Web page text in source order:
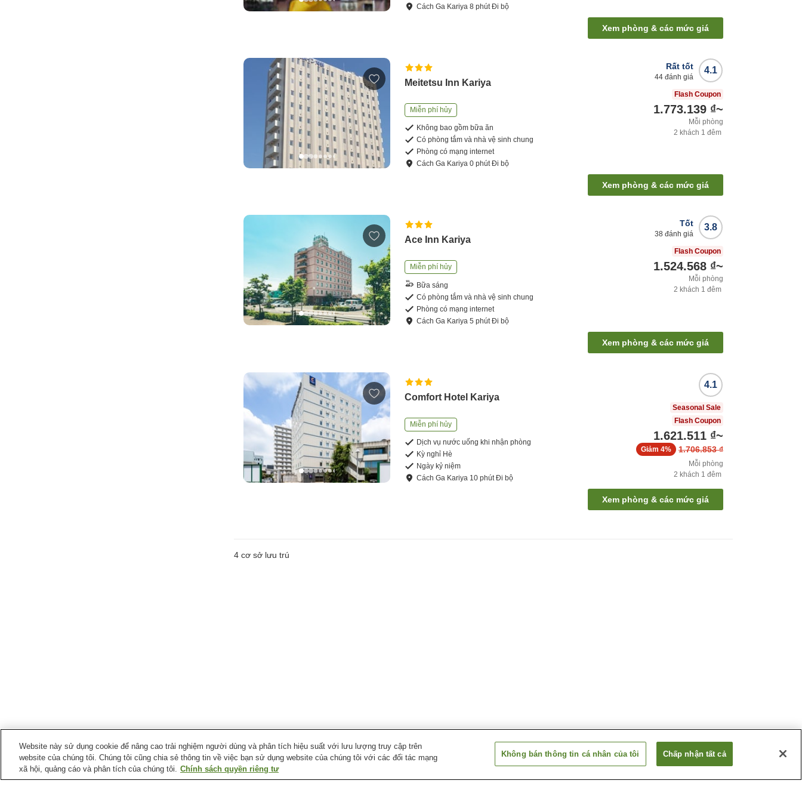
CáchGa Kariya8 phútĐi bộ
Xem phòng & các mức giá
Meitetsu Inn Kariya
Miễn phí hủy
Không bao gồm bữa ăn
Có phòng tắm và nhà vệ sinh chung
Phòng có mạng internet
CáchGa Kariya0 phútĐi bộ
4.1
Rất tốt
44 đánh giá
Flash Coupon
1.773.139 ₫~
Mỗi phòng
2 khách 1 đêm
Xem phòng & các mức giá
Ace Inn Kariya
Miễn phí hủy
Bữa sáng
Có phòng tắm và nhà vệ sinh chung
Phòng có mạng internet
CáchGa Kariya5 phútĐi bộ
3.8
Tốt
38 đánh giá
Flash Coupon
1.524.568 ₫~
Mỗi phòng
2 khách 1 đêm
Xem phòng & các mức giá
Comfort Hotel Kariya
Miễn phí hủy
Dịch vụ nước uống khi nhận phòng
Kỳ nghỉ Hè
Ngày kỷ niệm
CáchGa Kariya 10 phútĐi bộ
4.1
Seasonal Sale
Flash Coupon
1.621.511 ₫~
1.706.853 ₫
Giảm 4%
Mỗi phòng
2 khách 1 đêm
Xem phòng & các mức giá
4 cơ sở lưu trú
Ga xe lửa tại Thành phố Kariya
Website này sử dụng cookie để nâng cao trải nghiệm người dùng và phân tích hiệu suất với lưu lượng truy cập trên
website của chúng tôi. Chúng tôi cũng chia sẻ thông tin về việc bạn sử dụng website của chúng tôi với các đối tác mạng
xã hội, quảng cáo và phân tích của chúng tôi. Chính sách quyền riêng tư
Không bán thông tin cá nhân của tôi Chấp nhận tất cả